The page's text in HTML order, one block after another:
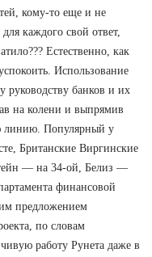
кому-то еще и не
каждого свой ответ,
Естественно, как
Использование
руководству банков и их
на колени и выпрямив
линию. Популярный у
Британские Виргинские
— на 34-ой, Белиз —
финансовой
предложением
по словам
работу Рунета даже в